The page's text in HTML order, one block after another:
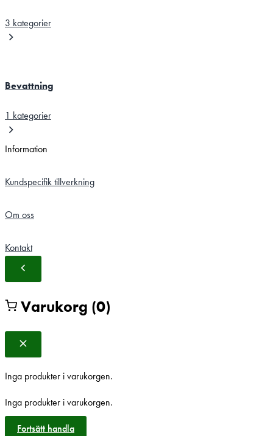
3 kategorier
Bevattning
1 kategorier
Information
Kundspecifik tillverkning
Om oss
Kontakt
Varukorg (0)
Inga produkter i varukorgen.
Inga produkter i varukorgen.
Fortsätt handla